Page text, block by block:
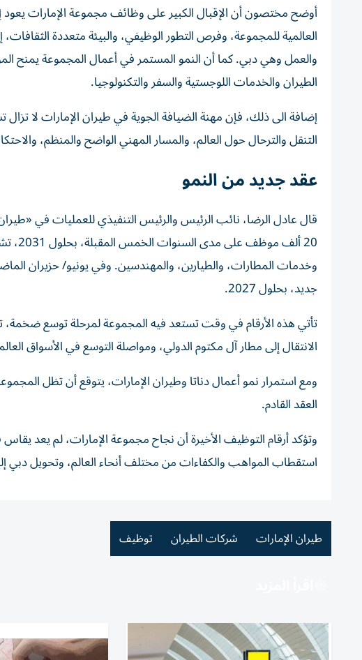
أوضح مختصون أن الإقبال الكبير على وظائف مجموعة الإمارات يعود
العالمية للمجموعة، وفرص التطور الوظيفي، والبيئة متعددة
والعمل وهي دبي. كما أن النمو المستمر في أعمال المجموعة يمنح
الطيران والخدمات اللوجستية والسفر والتكنولوجيا.
إضافة الى ذلك، فإن مهنة الضيافة الجوية في طيران الإمارات لا
التنقل والترحال حول العالم، والمسار المهني الواضح والمنظم،
عقد جديد من النمو
قال عادل الرضا، نائب الرئيس والرئيس التنفيذي للعمليات في
20
جديد، بحلول 2027.
الانتقال إلى مطار آل مكتوم الدولي، ومواصلة التوسع في الأسواق
ومع استمرار نمو أعمال دناتا وطيران الإمارات، يتوقع أن تظل
العقد القادم.
وتؤكد أرقام التوظيف الأخيرة أن نجاح مجموعة الإمارات، لم يعد
استقطاب المواهب والكفاءات من مختلف أنحاء العالم، وتحويل دبي
طيران الإمارات شركات الطيران توظيف